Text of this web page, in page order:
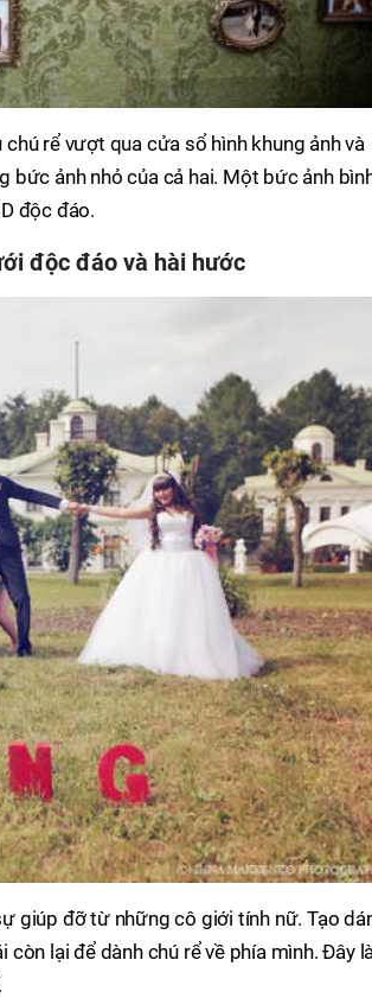
rể vượt qua cửa sổ hình khung ảnh và
bức ảnh nhỏ của cả hai. Một bức ảnh
độc đáo.
độc đáo và hài hước
giúp đỡ từ những cô giới tính nữ. Tạo
lại để dành chú rể về phía mình. Đây